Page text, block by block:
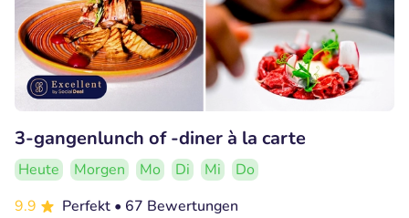
3-gangenlunch of -diner à la carte
Heute Morgen Mo Di Mi
Do
9.9
Perfekt • 67 Bewertungen